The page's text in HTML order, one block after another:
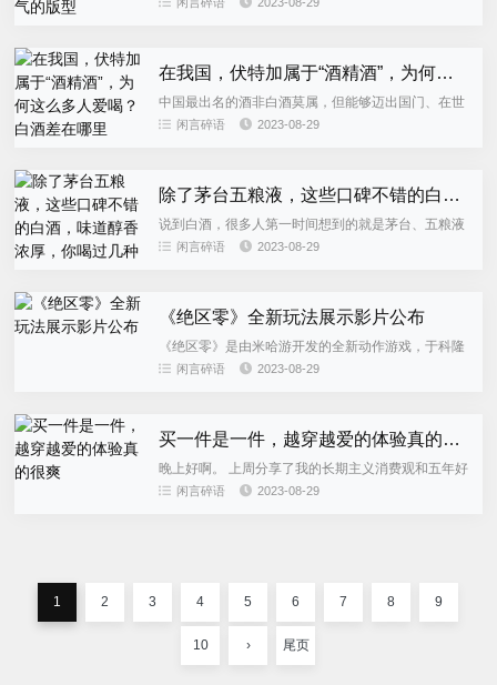
在我国，伏特加属于“酒精酒”，为何这么多人爱喝？白酒差在哪里
中国最出名的酒非白酒莫属，但能够迈出国门、在世
界范围内得到认可的却只有茅台。与之不同的是，俄
闲言碎语 2023-08-29
除了茅台五粮液，这些口碑不错的白酒，味道醇香浓厚，你喝过几种
说到白酒，很多人第一时间想到的就是茅台、五粮液
等知名品牌。然而，除了这些大众白酒，还存在许多
闲言碎语 2023-08-29
《绝区零》全新玩法展示影片公布
《绝区零》是由米哈游开发的全新动作游戏，于科隆
游戏展2023上展示了全新的玩法内容。游戏的展示影
闲言碎语 2023-08-29
买一件是一件，越穿越爱的体验真的很爽
晚上好啊。 上周分享了我的长期主义消费观和五年好
物，很多小伙伴自发留言、投稿自己的【五年好
闲言碎语 2023-08-29
1 2 3 4 5 6 7 8 9
10 › 尾页